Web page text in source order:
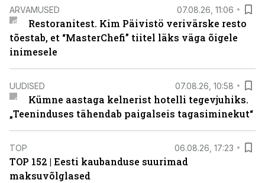
ARVAMUSED 07.08.26, 11:06
Restoranitest. Kim Päivistö verivärske resto
tõestab, et “MasterChefi” tiitel läks väga õigele
inimesele
UUDISED 07.08.26, 10:58
Kümne aastaga kelnerist hotelli tegevjuhiks.
„Teeninduses tähendab paigalseis tagasiminekut“
TOP 06.08.26, 17:23
TOP 152 | Eesti kaubanduse suurimad
maksuvõlglased